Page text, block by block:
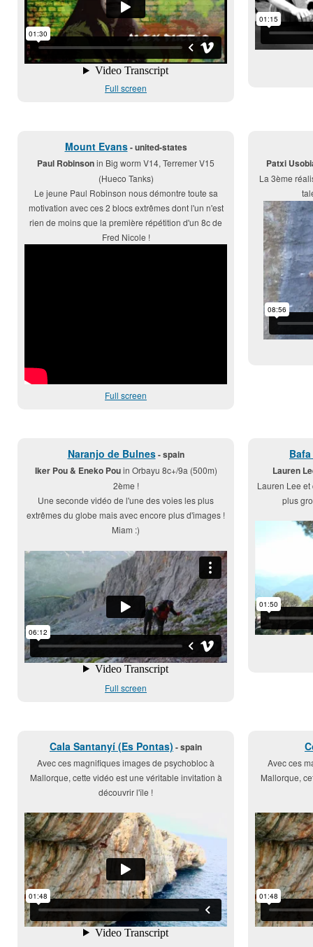
Full screen
Mount Evans- united-states
Paul Robinsonin Big worm V14, Terremer V15
(Hueco Tanks)
Le jeune Paul Robinson nous démontre toute sa
motivation avec ces 2 blocs extrêmes dont l'un n'est
rien de moins que la première répétition d'un 8c de
Fred Nicole !
Full screen
Patxi
La 3ème
Naranjo de Bulnes- spain
Iker Pou & Eneko Pouin Orbayu 8c+/9a (500m)
2ème !
Une seconde vidéo de l'une des voies les plus
extrêmes du globe mais avec encore plus d'images !
Miam :)
Full screen
Lauren
Lauren Lee
plus
Cala Santanyí (Es Pontas) - spain
Avec ces magnifiques images de psychobloc à
Mallorque, cette vidéo est une véritable invitation à
découvrir l'île !
Avec ces
Mallorque,